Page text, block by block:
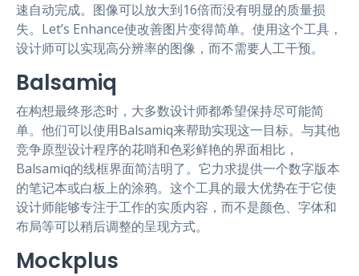
速自动完成。图像可以放大到16倍而没有明显的质量损
失。Let’s Enhance使改善图片变得简单。使用这个工具，
设计师可以实现高分辨率的图像，而不需要人工干预。
Balsamiq
在构想最终形态时，大多数设计师都希望保持尽可能简
单。他们可以使用Balsamiq来帮助实现这一目标。与其他
竞争原型设计程序的花哨和色彩鲜艳的界面相比，
Balsamiq的线框界面简洁明了。它力求提供一个数字版本
的笔记本或白板上的涂鸦。这个工具的最大优势在于它使
设计师能够专注于工作的实质内容，而不是颜色、字体和
布局等可以稍后调整的呈现方式。
Mockplus